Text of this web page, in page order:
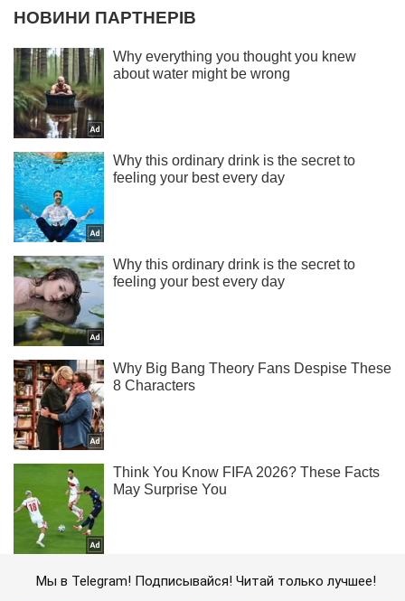
Мы в Telegram! Подписывайся! Читай только лучшее!